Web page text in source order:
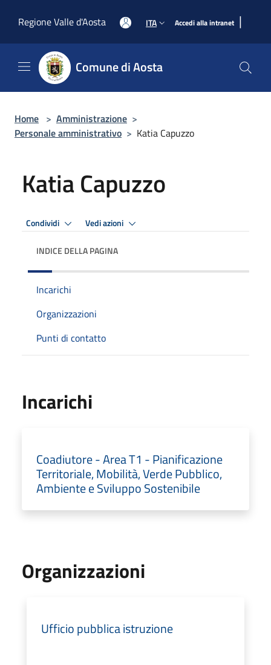
Regione Valle d'Aosta
ITA Accedi alla intranet |
Comune di Aosta
Home > Amministrazione >
Personale amministrativo > Katia Capuzzo
Katia Capuzzo
Condividi Vedi azioni
INDICE DELLA PAGINA
Incarichi
Organizzazioni
Punti di contatto
Incarichi
Coadiutore - Area T1 - Pianificazione
Territoriale, Mobilità, Verde Pubblico,
Ambiente e Sviluppo Sostenibile
Organizzazioni
Ufficio pubblica istruzione